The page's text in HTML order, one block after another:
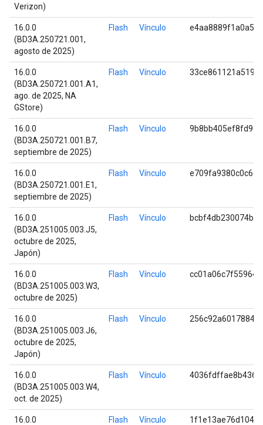
Verizon)
16.0.0
(BD3A.250721.001,
agosto de 2025)
Flash Vínculo
16.0.0
(BD3A.250721.001.A1,
ago. de 2025, NA
GStore)
Flash Vínculo
16.0.0
(BD3A.250721.001.B7,
septiembre de 2025)
Flash Vínculo
16.0.0
(BD3A.250721.001.E1,
septiembre de 2025)
Flash Vínculo
16.0.0
(BD3A.251005.003.J5,
octubre de 2025,
Japón)
Flash Vínculo
16.0.0
(BD3A.251005.003.W3,
octubre de 2025)
Flash Vínculo
16.0.0
(BD3A.251005.003.J6,
octubre de 2025,
Japón)
Flash Vínculo
16.0.0
(BD3A.251005.003.W4,
oct. de 2025)
Flash Vínculo
16.0.0
Flash Vínculo